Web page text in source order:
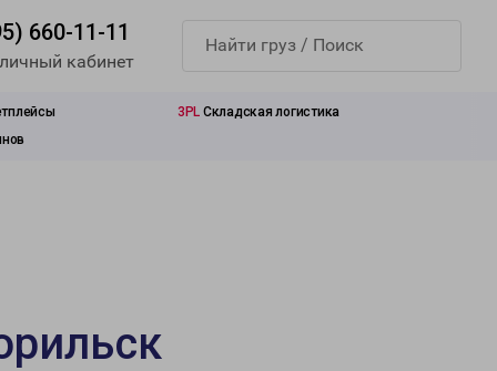
660-11-11
кабинет
3PL Складская логистика